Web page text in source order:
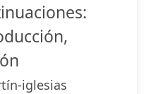
iglesias